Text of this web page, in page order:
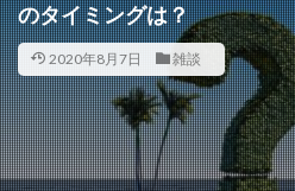
のタイミングは？
2020年8月7日 雑談